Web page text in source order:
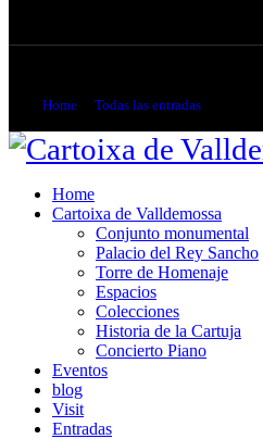
Home Todas las entradas
Home
Cartoixa de Valldemossa
Conjunto monumental
Palacio del Rey Sancho
Torre de Homenaje
Espacios
Colecciones
Historia de la Cartuja
Concierto Piano
Eventos
blog
Visit
Entradas